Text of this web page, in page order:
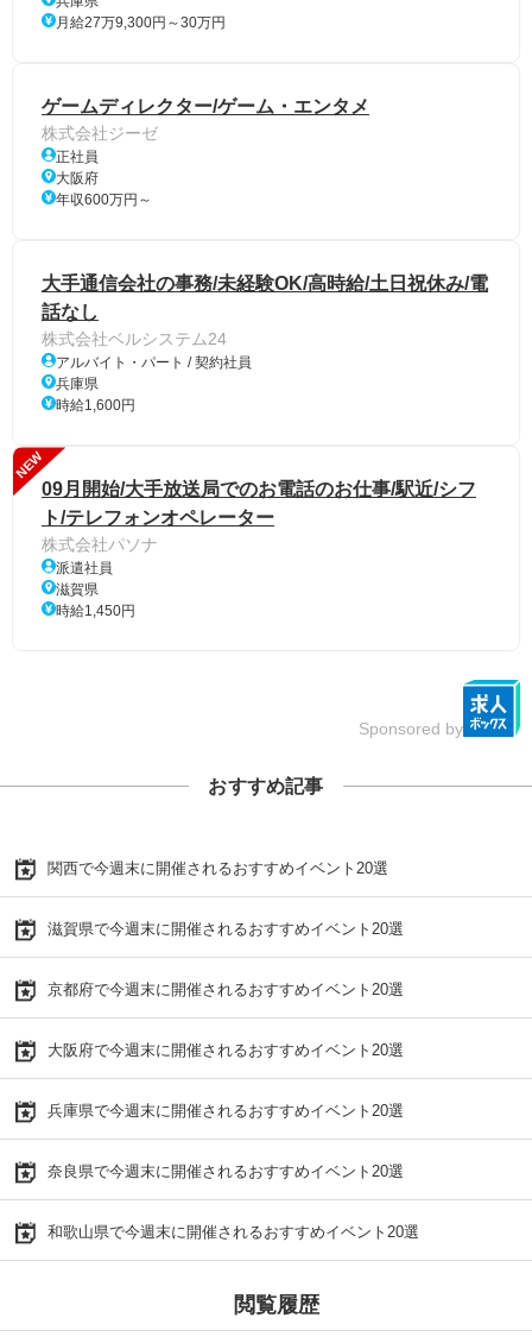
月給27万9,300円～30万円
ゲームディレクター/ゲーム・エンタメ
株式会社ジーゼ
正社員
大阪府
年収600万円～
大手通信会社の事務/未経験OK/高時給/土日祝休み/電
話なし
株式会社ベルシステム24
アルバイト・パート / 契約社員
兵庫県
時給1,600円
NEW
09月開始/大手放送局でのお電話のお仕事/駅近/シフ
ト/テレフォンオペレーター
株式会社パソナ
派遣社員
滋賀県
時給1,450円
Sponsored by
おすすめ記事
関西で今週末に開催されるおすすめイベント20選
滋賀県で今週末に開催されるおすすめイベント20選
京都府で今週末に開催されるおすすめイベント20選
大阪府で今週末に開催されるおすすめイベント20選
兵庫県で今週末に開催されるおすすめイベント20選
奈良県で今週末に開催されるおすすめイベント20選
和歌山県で今週末に開催されるおすすめイベント20選
閲覧履歴